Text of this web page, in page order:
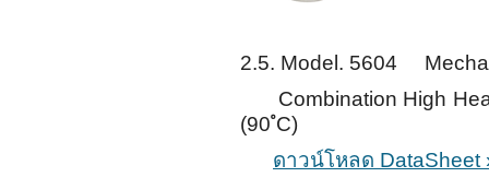
2.5. Model. 5604
Combination High
(90 ํC)
ดาวน์โหลด DataSheet